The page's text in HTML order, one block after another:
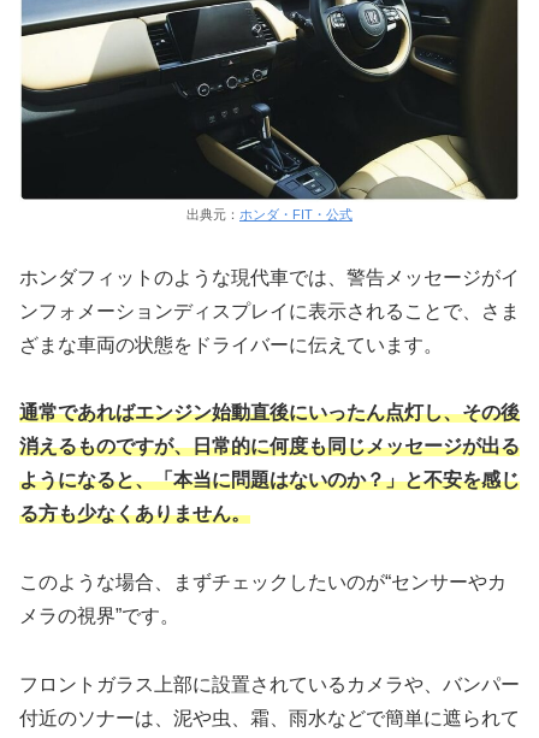
出典元： ホンダ・FIT・公式
ホンダフィットのような現代車では、警告メッセージがイ
ンフォメーションディスプレイに表示されることで、さま
ざまな車両の状態をドライバーに伝えています。
通常であればエンジン始動直後にいったん点灯し、その後
消えるものですが、日常的に何度も同じメッセージが出る
ようになると、「本当に問題はないのか？」と不安を感じ
る方も少なくありません。
このような場合、まずチェックしたいのが“センサーやカ
メラの視界”です。
フロントガラス上部に設置されているカメラや、バンパー
付近のソナーは、泥や虫、霜、雨水などで簡単に遮られて